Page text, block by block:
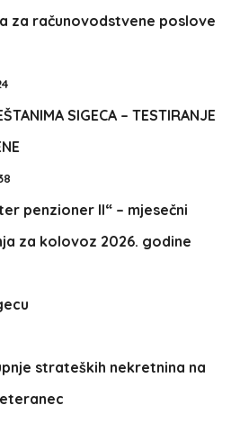
za računovodstvene poslove
SIGECA – TESTIRANJE
penzioner II“ – mjesečni
za kolovoz 2026. godine
strateških nekretnina na